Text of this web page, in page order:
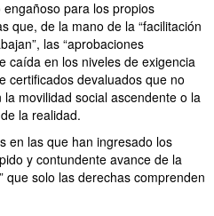
para los propios
que, de la mano de la “facilitación
las “aprobaciones
caída en los niveles de exigencia
certificados devaluados que no
movilidad social ascendente o la
la realidad.
en las que han ingresado los
y contundente avance de la
que solo las derechas comprenden